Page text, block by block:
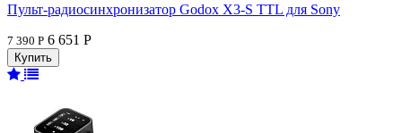
Пульт-радиосинхронизатор Godox X3-S TTL для Sony
7 390 Р 6 651 Р